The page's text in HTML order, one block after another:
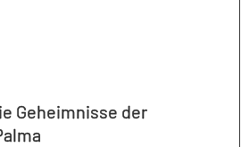
Geheimnisse der